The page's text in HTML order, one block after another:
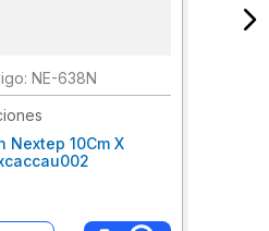
: NE-638N
Nextep 10Cm X